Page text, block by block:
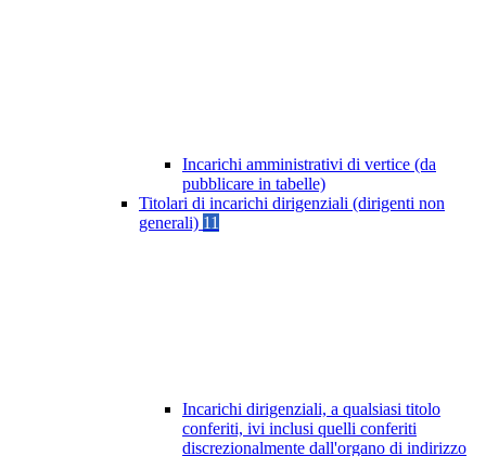
Incarichi amministrativi di vertice (da
pubblicare in tabelle)
Titolari di incarichi dirigenziali (dirigenti non
generali) 11
Incarichi dirigenziali, a qualsiasi titolo
conferiti, ivi inclusi quelli conferiti
discrezionalmente dall'organo di indirizzo